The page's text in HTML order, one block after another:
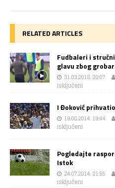
RELATED ARTICLES
Fudbaleri i
glavu zbog
31.03.2018. 20:07
isključeni
I Đoković
19.08.2014. 19:44
isključeni
Pogledajte
Istok
24.07.2014. 21:55
isključeni